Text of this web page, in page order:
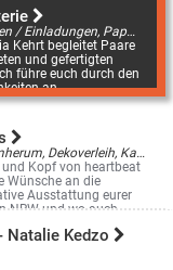
Das Drumherum, Karten / Einladungen, Papeterie
Kehrt begleitet Paare
und gefertigten
führe euch durch den
an ...
Partyservice, Das Drumherum, Dekoverleih, Karten / Einladungen
und Kopf von heartbeat
Wünsche an die
Ausstattung eurer
NRW und wo auch ...
Natalie Kedzo